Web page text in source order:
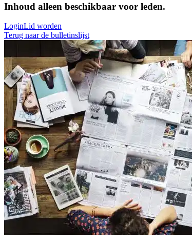
Inhoud alleen beschikbaar voor leden.
LoginLid worden
Terug naar de bulletinslijst